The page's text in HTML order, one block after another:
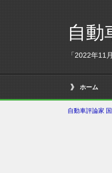
自動
「2022年11
ホーム
自動車評論家